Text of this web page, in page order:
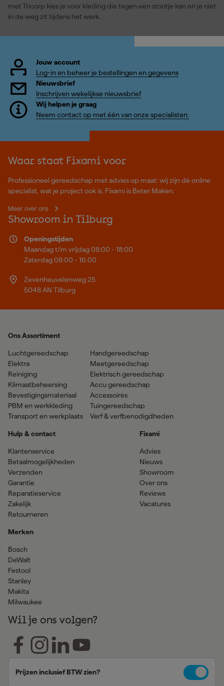
met Tricorp kies je voor kleding die tegen een stootje kan en je niet
in de weg zit tijdens het werk.
Jouw account
Log-in en beheer je bestellingen en gegevens
Nieuwsbrief
Inschrijven wekelijkse nieuwsbrief
Wij helpen je graag
Neem contact op met één van onze specialisten.
Waar staat Fixami voor
Professioneel gereedschap met advies op maat: wij zijn dé online
specialist, wat je project ook is. Fixami is Beter Maken.
Meer over ons
Showroom in Tilburg
Openingstijden
Maandag t/m vrijdag 08:00 - 18:00
Zaterdag 08:00 - 16:00
Zevenheuvelenweg 25
5048 AN Tilburg
Ons Assortiment
Luchtgereedschap
Elektra
Reiniging
Klimaatbeheersing
Bevestigingsmateriaal
PBM en werkkleding
Transport en werkplaats
Handgereedschap
Meetgereedschap
Elektrisch gereedschap
Accu gereedschap
Accessoires
Tuingereedschap
Verf & verfbenodigdheden
Hulp & contact
Klantenservice
Betaalmogelijkheden
Verzenden
Garantie
Reparatieservice
Zakelijk
Retourneren
Merken
Bosch
DeWalt
Festool
Stanley
Makita
Milwaukee
Fixami
Advies
Nieuws
Showroom
Over ons
Reviews
Vacatures
Wil je ons volgen?
Prijzen inclusief BTW zien?